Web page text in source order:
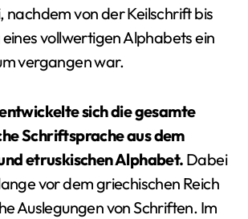
nachdem von der Keilschrift bis
vollwertigen Alphabets ein
vergangen war.
sich die gesamte
Schriftsprache aus dem
etruskischen Alphabet. Dabei
vor dem griechischen Reich
Auslegungen von Schriften. Im